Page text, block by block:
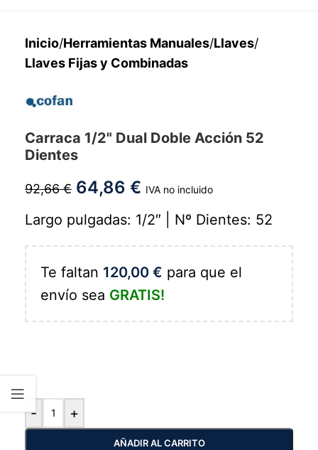
Inicio/Herramientas Manuales/Llaves/
Llaves Fijas y Combinadas
Carraca 1/2" Dual Doble Acción 52
Dientes
92,66€ 64,86 € IVA no incluido
Largo pulgadas: 1/2″ | Nº Dientes: 52
Te faltan 120,00 € para que el
envío sea GRATIS!
- +
AÑADIR AL CARRITO